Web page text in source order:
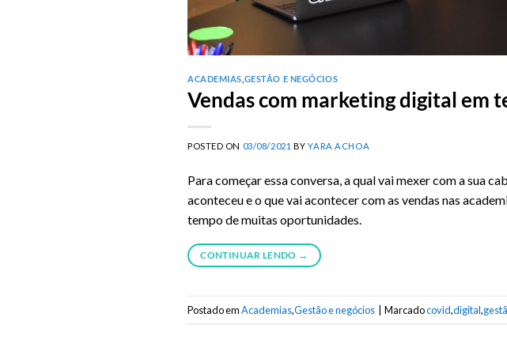
ACADEMIAS GESTÃO E NEGÓCIOS
Vendas com marketing digital em
POSTED ON 03/08/2021 BYYARA ACHOA
Para começar essa conversa, a qual vai mexer com a sua
aconteceu e o que vai acontecer com as vendas nas
tempo de muitas oportunidades.
CONTINUAR LENDO →
Postado emAcademias,Gestão e negócios Marcadocovid,digital,